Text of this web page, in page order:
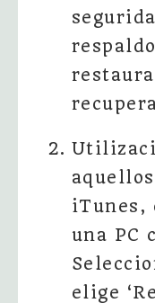
iTunes,
una PC
elige